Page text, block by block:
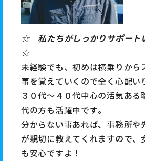
☆私たちがしっかりサポート
☆
未経験でも、初めは横乗りから
事を覚えていくので全く心配い
３０代～４０代中心の活気ある
代の方も活躍中です。
分からない事あれば、事務所や
が親切に教えてくれますので、
も安心ですよ！